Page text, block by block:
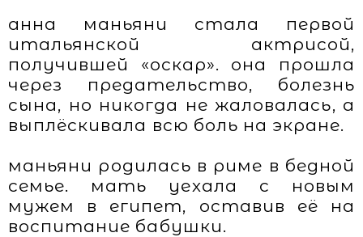
анна маньяни стала первой
итальянской актрисой,
получившей «оскар». она прошла
через предательство, болезнь
сына, но никогда не жаловалась, а
выплёскивала всю боль на экране.
маньяни родилась в риме в бедной
семье. мать уехала с новым
мужем в египет, оставив её на
воспитание бабушки.